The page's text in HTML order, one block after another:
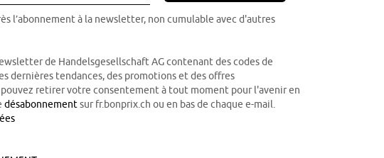
l’abonnement à la newsletter, non cumulable avec d'autres
de Handelsgesellschaft AG contenant des codes de
dernières tendances, des promotions et des offres
pouvez retirer votre consentement à tout moment pour l'avenir en
désabonnementsur fr.bonprix.ch ou en bas de chaque e-mail.